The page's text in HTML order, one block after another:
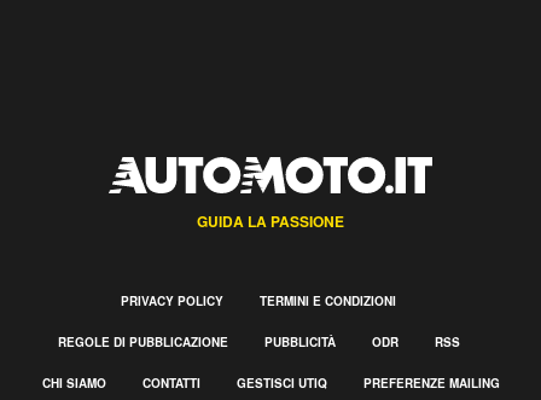
GUIDA LA PASSIONE
PRIVACY POLICY TERMINI E CONDIZIONI
REGOLE DI PUBBLICAZIONE PUBBLICITÀ ODR RSS
CHI SIAMO CONTATTI GESTISCI UTIQ PREFERENZE MAILING